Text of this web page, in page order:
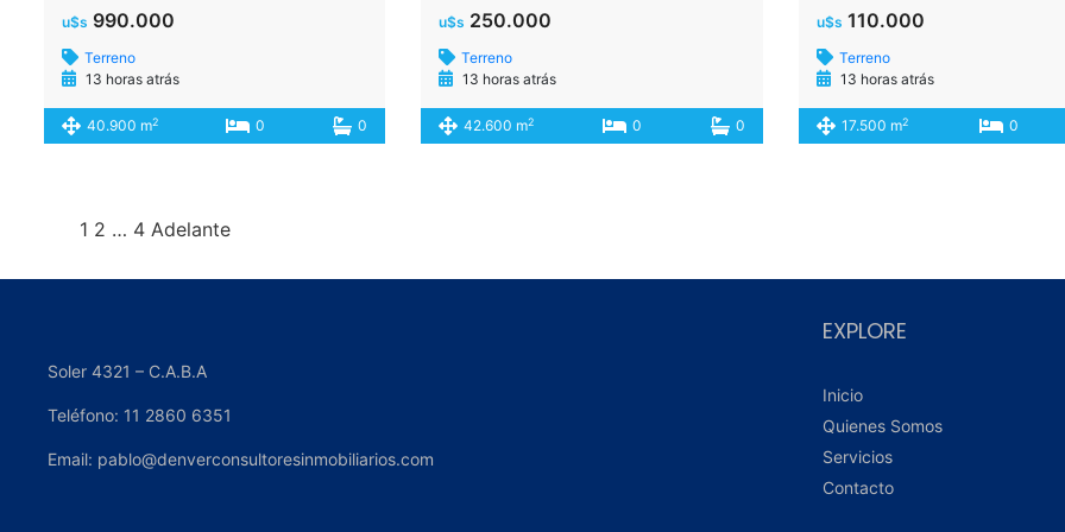
u$s 990.000
Terreno
13 horas atrás
40.900 m2 0 0
u$s 250.000
Terreno
13 horas atrás
42.600 m2 0 0
u$s 110.000
Terreno
13 horas atrás
17.500 m2 0
1 2 … 4 Adelante
Soler 4321 – C.A.B.A
Teléfono: 11 2860 6351
Email: pablo@denverconsultoresinmobiliarios.com
EXPLORE
Inicio
Quienes Somos
Servicios
Contacto